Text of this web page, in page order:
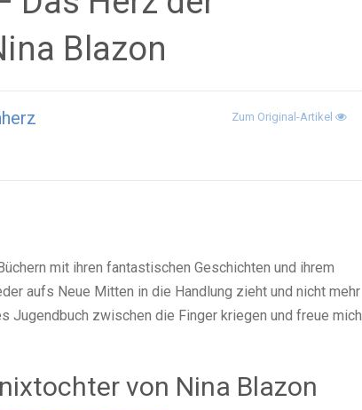
Blazon
Zum Original-Artikel
mit ihren fantastischen Geschichten und ihrem
aufs Neue Mitten in die Handlung zieht und nicht mehr
Jugendbuch zwischen die Finger kriegen und freue mich
von Nina Blazon